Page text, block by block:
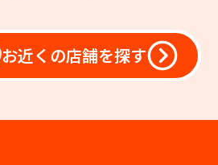
お近くの店舗を探す